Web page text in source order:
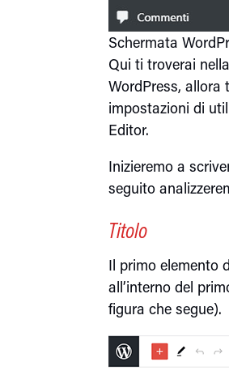
Schermata
Qui ti troverai
WordPress,
impostazioni di
Editor.
Inizieremo a
seguito
Titolo
Il primo elemento
all’interno del
figura che segue).